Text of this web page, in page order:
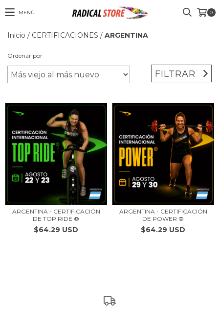
MENÚ 0
Inicio / CERTIFICACIONES / ARGENTINA
Ordenar por
FILTRAR
ARGENTINA - CERTIFICACIÓN
DE TOP RIDE ®
$64.29 USD
ARGENTINA - CERTIFICACIÓN
DE POWER ®
$64.29 USD